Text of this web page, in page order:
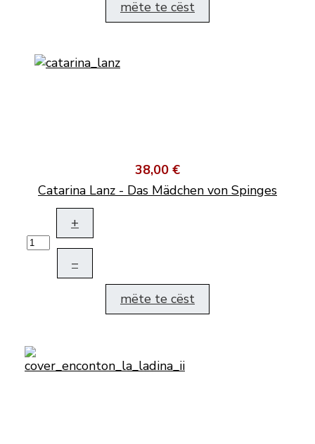
mëte te cëst
38,00 €
Catarina Lanz - Das Mädchen von Spinges
+
–
mëte te cëst